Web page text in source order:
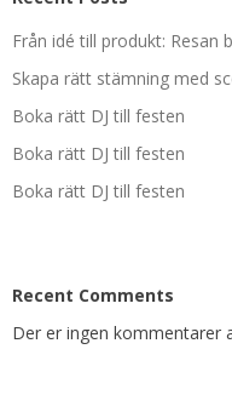
Från idé till produkt: Resan
Skapa rätt stämning med
Boka rätt DJ till festen
Boka rätt DJ till festen
Boka rätt DJ till festen
Recent Comments
Der er ingen kommentarer